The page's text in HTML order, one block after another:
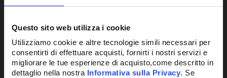
Questo sito web utilizza i cookie
Utilizziamo cookie e altre tecnologie simili necessari per
consentirti di effettuare acquisti, fornirti i nostri servizi e
migliorare le tue esperienze di acquisto,come descritto in
dettaglio nella nostra Informativa sulla Privacy. Se
Potrebbe anche interessarti